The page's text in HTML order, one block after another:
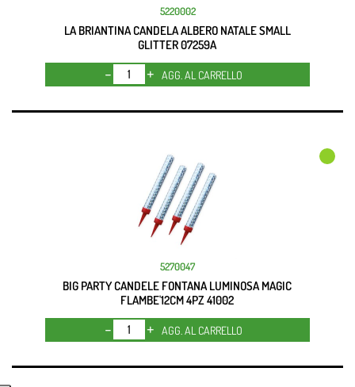
5220002
LA BRIANTINA CANDELA ALBERO NATALE SMALL
GLITTER 07259A
Quantità
AGG. AL CARRELLO
5270047
BIG PARTY CANDELE FONTANA LUMINOSA MAGIC
FLAMBE'12CM 4PZ 41002
Quantità
AGG. AL CARRELLO